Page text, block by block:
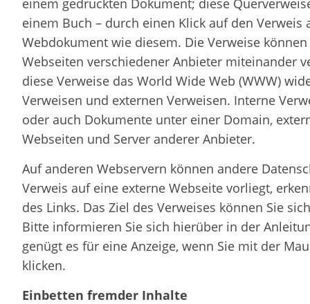
einem gedruckten Dokument; diese
einem Buch – durch einen Klick auf den
Webdokument wie diesem. Die Verweise
Webseiten verschiedener Anbieter miteinander
diese Verweise das World Wide Web (WWW)
Verweisen und externen Verweisen. Interne
oder auch Dokumente unter einer Domain,
Webseiten und Server anderer Anbieter.
Auf anderen Webservern können andere
Verweis auf eine externe Webseite vorliegt,
des Links. Das Ziel des Verweises können Sie
Bitte informieren Sie sich hierüber in der
genügt es für eine Anzeige, wenn Sie mit der
klicken.
Einbetten fremder Inhalte